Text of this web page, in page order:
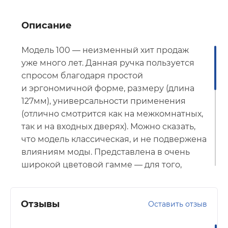
Описание
Модель 100 — неизменный хит продаж
уже много лет. Данная ручка пользуется
спросом благодаря простой
и эргономичной форме, размеру (длина
127мм), универсальности применения
(отлично смотрится как на межкомнатных,
так и на входных дверях). Можно сказать,
что модель классическая, и не подвержена
влияниям моды. Представлена в очень
широкой цветовой гамме — для того,
Отзывы Оставить отзыв